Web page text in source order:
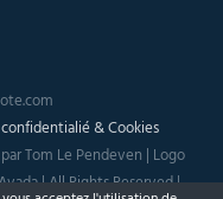
& Cookies
Tom Le Pendeven | Logo
| All Rights Reserved |